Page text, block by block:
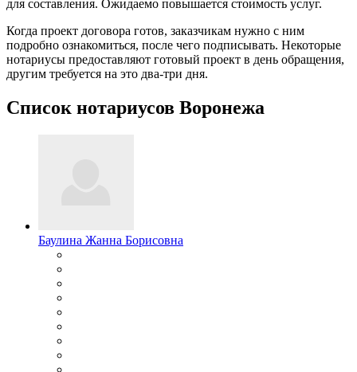
для составления. Ожидаемо повышается стоимость услуг.
Когда проект договора готов, заказчикам нужно с ним
подробно ознакомиться, после чего подписывать. Некоторые
нотариусы предоставляют готовый проект в день обращения,
другим требуется на это два-три дня.
Список нотариусов Воронежа
Баулина Жанна Борисовна